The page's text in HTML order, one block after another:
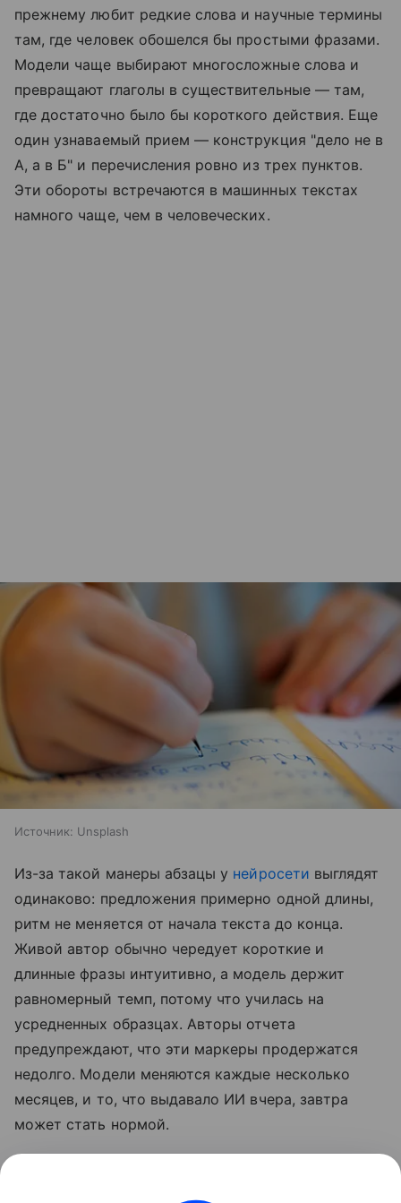
прежнему любит редкие слова и научные термины
там, где человек обошелся бы простыми фразами.
Модели чаще выбирают многосложные слова и
превращают глаголы в существительные — там,
где достаточно было бы короткого действия. Еще
один узнаваемый прием — конструкция "дело не в
А, а в Б" и перечисления ровно из трех пунктов.
Эти обороты встречаются в машинных текстах
намного чаще, чем в человеческих.
Источник: Unsplash
Из-за такой манеры абзацы у нейросети выглядят
одинаково: предложения примерно одной длины,
ритм не меняется от начала текста до конца.
Живой автор обычно чередует короткие и
длинные фразы интуитивно, а модель держит
равномерный темп, потому что училась на
усредненных образцах. Авторы отчета
предупреждают, что эти маркеры продержатся
недолго. Модели меняются каждые несколько
месяцев, и то, что выдавало ИИ вчера, завтра
может стать нормой.
внуков на «ИИ-слопе». Подробности в